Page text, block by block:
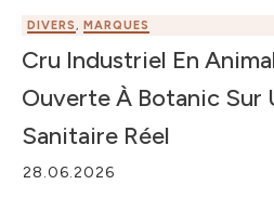
DIVERS, MARQUES
Cru Industriel En
Ouverte À Botanic Sur
Sanitaire Réel
28.06.2026